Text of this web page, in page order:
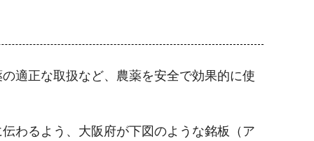
適正な取扱など、農薬を安全で効果的に使
わるよう、大阪府が下図のような銘板（ア